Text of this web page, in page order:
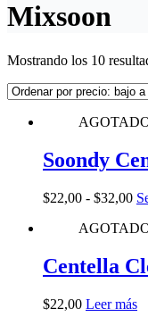
Mixsoon
Mostrando los 10
Soondy
$22,00 - $32,00
Centella
$22,00 Leer más